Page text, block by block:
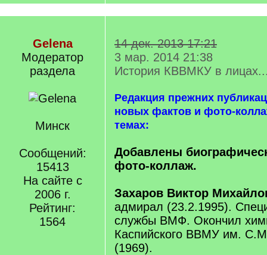
Gelena
Модератор
раздела
Минск
Сообщений:
15413
На сайте с
2006 г.
Рейтинг:
1564
14 дек. 2013 17:21
3 мар. 2014 21:38
История КВВМКУ в
Редакция прежних
новых фактов и фото-
темах:
Добавлены
фото-коллаж.
Захаров Виктор
адмирал (23.2.1995).
службы ВМФ. Окончил
Каспийского ВВМУ им.
(1969).